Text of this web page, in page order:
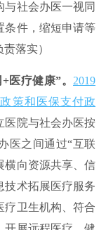
社会办医一视同
条件，缩短申请等
落实）
医疗健康”。2019
策和医保支付政
医院与社会办医按
医之间通过“互联
横向资源共享、信
技术拓展医疗服务
疗卫生机构、符合